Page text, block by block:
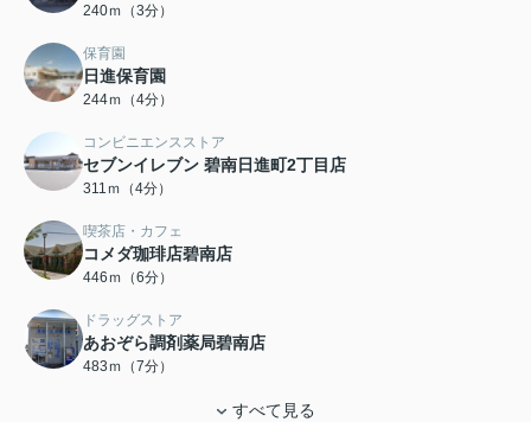
240ｍ（3分）
保育園
日進保育園
244ｍ（4分）
コンビニエンスストア
セブンイレブン 碧南日進町2丁目店
311ｍ（4分）
喫茶店・カフェ
コメダ珈琲店碧南店
446ｍ（6分）
ドラッグストア
あおぞら調剤薬局碧南店
483ｍ（7分）
すべて見る